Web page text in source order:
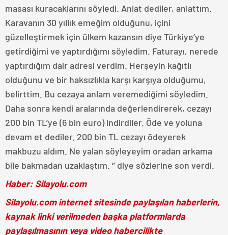
masası kuracaklarını söyledi. Anlat dediler, anlattım.
Karavanın 30 yıllık emeğim olduğunu, içini
güzelleştirmek için ülkem kazansın diye Türkiye’ye
getirdiğimi ve yaptırdığımı söyledim. Faturayı, nerede
yaptırdığım dair adresi verdim. Herşeyin kağıtlı
olduğunu ve bir haksızlıkla karşı karşıya olduğumu,
belirttim. Bu cezaya anlam veremediğimi söyledim.
Daha sonra kendi aralarında değerlendirerek, cezayı
200 bin TL’ye (6 bin euro) indirdiler. Öde ve yoluna
devam et dediler. 200 bin TL cezayı ödeyerek
makbuzu aldım. Ne yalan söyleyeyim oradan arkama
bile bakmadan uzaklaştım. ‘’ diye sözlerine son verdi.
Haber: Silayolu.com
Silayolu.com internet sitesinde paylaşılan haberlerin,
kaynak linki verilmeden başka platformlarda
paylaşılmasının veya video habercilikte